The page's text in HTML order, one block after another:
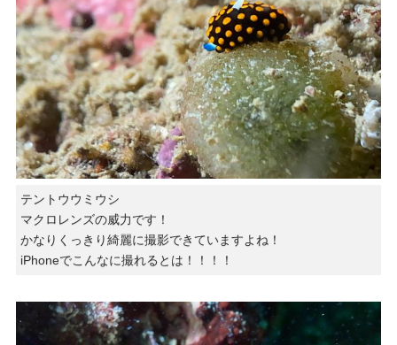
テントウウミウシ
マクロレンズの威力です！
かなりくっきり綺麗に撮影できていますよね！
iPhoneでこんなに撮れるとは！！！！